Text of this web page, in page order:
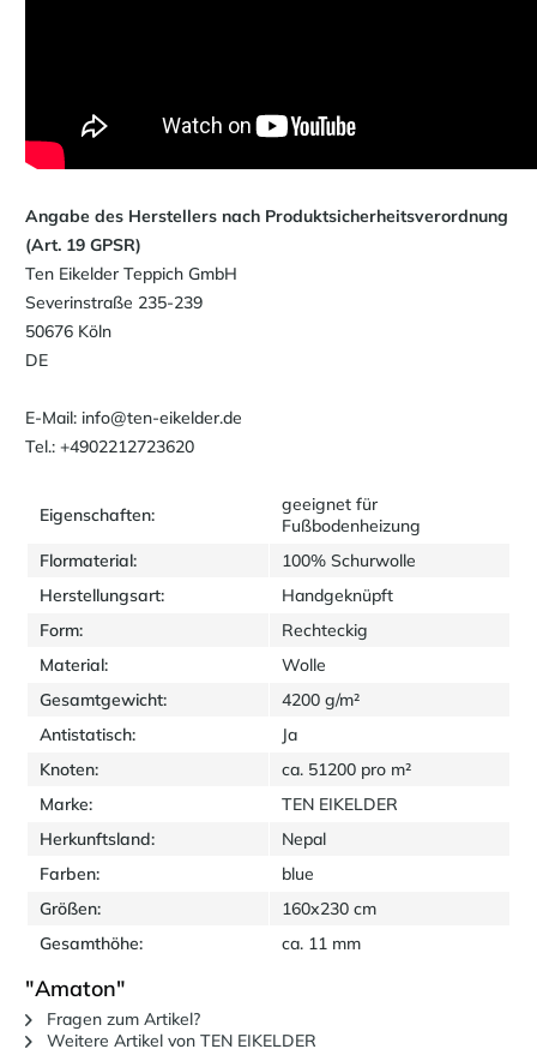
Angabe des Herstellers nach Produktsicherheitsverordnung
(Art. 19 GPSR)
Ten Eikelder Teppich GmbH
Severinstraße 235-239
50676 Köln
DE
E-Mail: info@ten-eikelder.de
Tel.: +4902212723620
Eigenschaften:
geeignet für
Fußbodenheizung
Flormaterial:
100% Schurwolle
Herstellungsart:
Handgeknüpft
Form:
Rechteckig
Material:
Wolle
Gesamtgewicht:
4200 g/m²
Antistatisch:
Ja
Knoten:
ca. 51200 pro m²
Marke:
TEN EIKELDER
Herkunftsland:
Nepal
Farben:
blue
Größen:
160x230 cm
Gesamthöhe:
ca. 11 mm
"Amaton"
Fragen zum Artikel?
Weitere Artikel von TEN EIKELDER